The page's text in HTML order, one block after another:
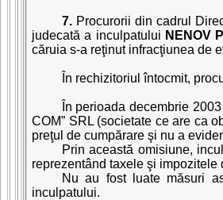
7.Procurorii din cadrul
judecată a inculpatului NENOV
căruia s-a reţinut infracţiunea de
În rechizitoriul întocmit,
În perioada decembrie
COM” SRL (societate ce are ca
preţul de cumpărare şi nu a
Prin această omisiune,
reprezentând taxele şi impozitele
Nu au fost luate măsuri
inculpatului.